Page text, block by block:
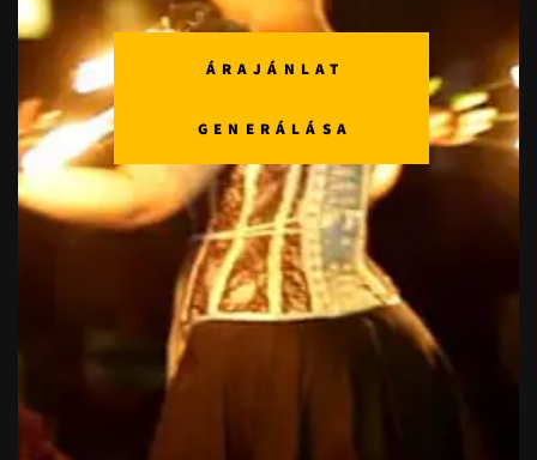
ÁRAJÁNLAT
GENERÁLÁSA